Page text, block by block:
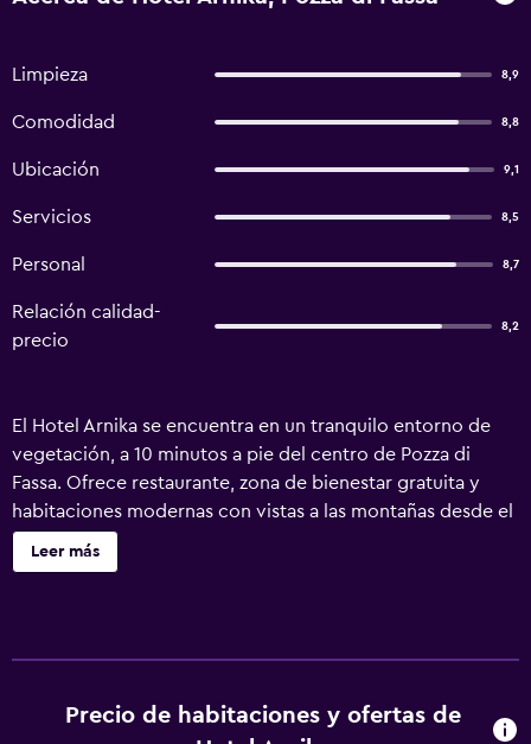
Limpieza 8,9
Comodidad 8,8
Ubicación 9,1
Servicios 8,5
Personal 8,7
Relación calidad-
precio
8,2
El Hotel Arnika se encuentra en un tranquilo entorno de
vegetación, a 10 minutos a pie del centro de Pozza di
Fassa. Ofrece restaurante, zona de bienestar gratuita y
habitaciones modernas con vistas a las montañas desde el
balcón. También cuenta con conexión Wi-Fi gratuita y
servicio de alquiler de bicicletas. Todas las habitaciones
hechos. El restaurante sirve platos clásicos italianos y
especialidades locales. Podrá relajarse en la sauna, la
Leer más
Precio de habitaciones y ofertas de